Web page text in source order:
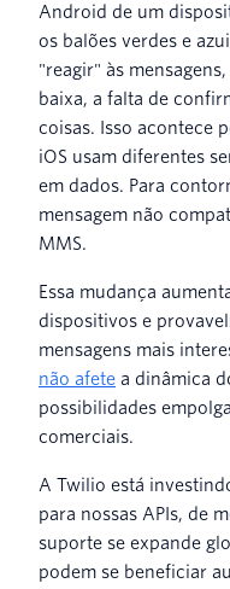
Android de um
os balões verdes e
"reagir" às
baixa, a falta de
coisas. Isso acontece
iOS usam diferentes
em dados. Para
mensagem não
MMS.
Essa mudança
dispositivos e
mensagens mais
não afete a dinâmica
possibilidades
comerciais.
A Twilio está
para nossas APIs, de
suporte se expande
podem se beneficiar